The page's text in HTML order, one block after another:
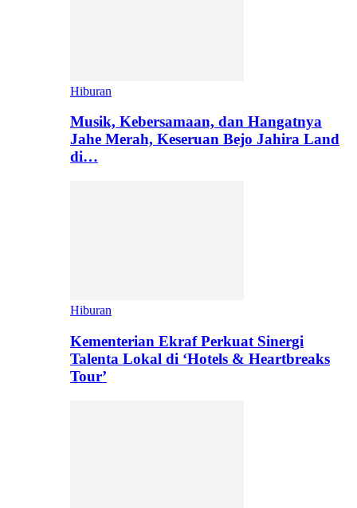
Hiburan
Musik, Kebersamaan, dan Hangatnya
Jahe Merah, Keseruan Bejo Jahira Land
di…
Hiburan
Kementerian Ekraf Perkuat Sinergi
Talenta Lokal di ‘Hotels & Heartbreaks
Tour’